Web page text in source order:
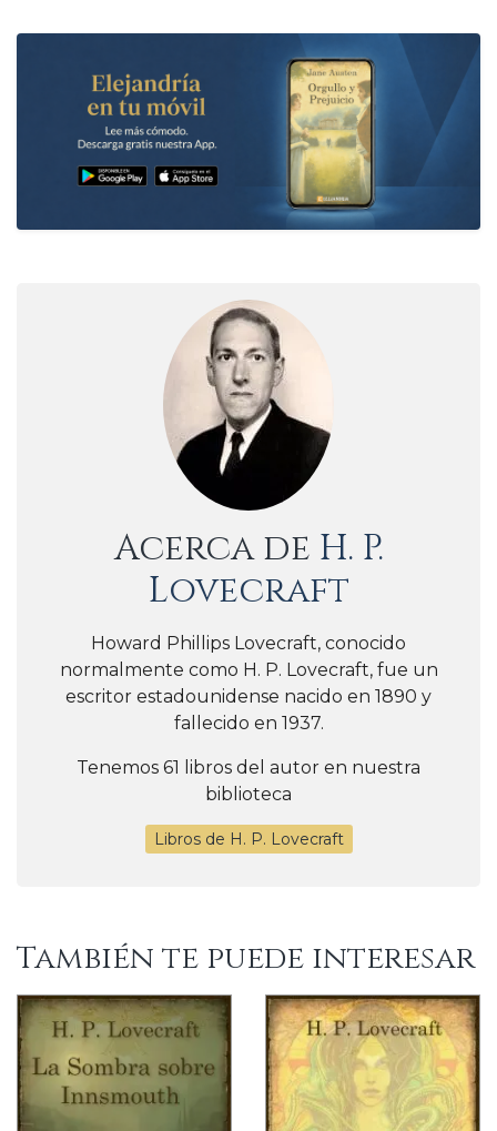
Acerca de H. P.
Lovecraft
Howard Phillips Lovecraft, conocido
normalmente como H. P. Lovecraft, fue un
escritor estadounidense nacido en 1890 y
fallecido en 1937.
Tenemos 61 libros del autor en nuestra
biblioteca
Libros de H. P. Lovecraft
También te puede interesar